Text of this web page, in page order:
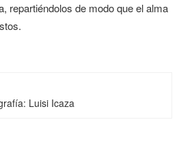
repartiéndolos de modo que el alma
Luisi Icaza